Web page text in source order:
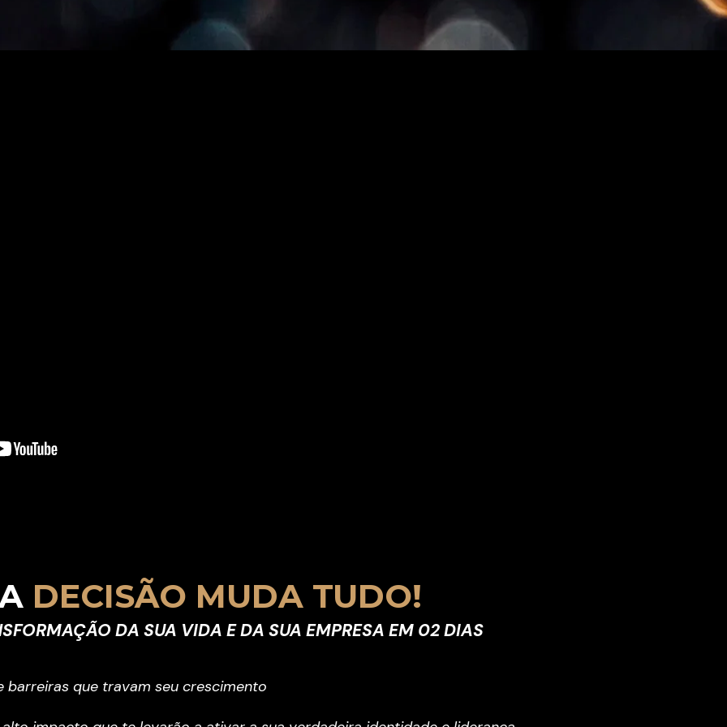
DECISÃO MUDA TUDO!
DA SUA VIDA E DA SUA EMPRESA EM 02 DIAS
barreiras que travam seu crescimento